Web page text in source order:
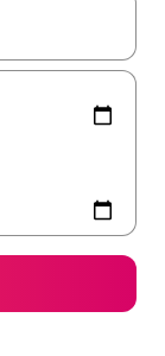
les en utilisant